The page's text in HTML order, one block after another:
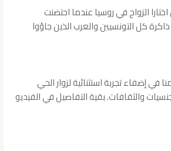
الزواج في روسيا عندما احتضنت
قطر 2022 سيبقى محفورا في ذاكرة كل التونسيين والعرب الذين جاؤوا
إضفاء تجربة استثنائية لزوار الحي
والثقافات. بقية التفاصيل في الفيديو